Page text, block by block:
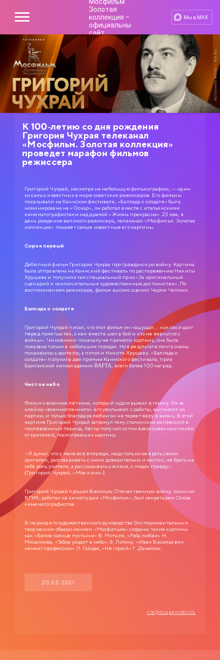
Мы в MAX
К 100-летию со дня рождения
Григория Чухрая телеканал
«Мосфильм. Золотая коллекция»
проведет марафон фильмов
режиссера
Григорий Чухрай, несмотря на небольшую фильмографию, — один
из самых известных в мире советских режиссеров. Его фильмы
показывали на Каннском фестивале, «Баллада о солдате» была
номинирована на «Оскар», он работал вместе с итальянскими
кинематографистами над драмой «Жизнь прекрасна». 23 мая, в
день рождения великого режиссера, телеканал «Мосфильм. Золотая
коллекция» покажет самые известные его картины.
Сорок первый
Дебютный фильм Григория Чухрая про гражданскую войну. Картина
была отправлена на Каннский фестиваль по распоряжению Никиты
Хрущева и получила там специальный приз «За оригинальный
сценарий и исключительные художественные достоинства». По
воспоминаниям режиссера, фильм высоко оценил Чарли Чаплин.
Баллада о солдате
Григорий Чухрай писал, что этот фильм он «ощущал… как свой долг
перед памятью тех, с кем вместе шел в бой и кто не вернулся с
войны». Чиновники поначалу не приняли картину, она была
показана только в небольших городах. Но в результате лента очень
понравилась зрителю, а потом и Никите Хрущеву. «Баллада о
солдате» получила две премии Каннского фестиваля, приз
Британской киноакадемии BAFTA, всего более 100 наград.
Чистое небо
Фильм о военном летчике, который чудом выжил в плену. Из-за
клейма «военнопленного» его увольняют с работы, выгоняют из
партии, и только благодаря любви он не теряет веру в жизнь. В этой
картине Григорий Чухрай затронул тему сталинских репрессий в
послевоенный период. Автор получил сотни взволнованных писем
от зрителей, посмотревших картину.
«Я думал, что у меня все впереди, надо только не врать своим
зрителям, разговаривать с ними доверительно и честно, не брать на
себя роль учителя, а рассказывать о жизни, о людях правду».
(Григорий Чухрай, «Мое кино»).
Григорий Чухрай прошел Великую Отечественную войну, окончил
ВГИК, работал на киностудии «Мосфильм», был секретарем Союза
кинематографистов.
В период его художественного руководства Экспериментальным
творческим объединением «Мосфильма» созданы такие картины
как «Белое солнце пустыни» В. Мотыля, «Раба любви» Н.
Михалкова, «Табор уходит в небо» Э. Лотяну, «Иван Васильевич
меняет профессию» Л. Гайдая, «Не горюй» Г. Данелии.
20.05.2021
СЛЕДУЮЩАЯ НОВОСТЬ
СЛУЖЕБНЫЙ РОМАН
0+ 1977
ЗОЛОТАЯ КОЛЛЕКЦИЯ МОСФИЛЬМА
Анатолий Ефремович Новосельцев, рядовой служащий одного
статистического управления, — человек робкий и застенчивый. Для него
неплохо бы получить вакантное место зав. отделом, но он не знает как
подступиться к этому делу. Старый приятель Самохвалов советует ему
приударить за Людмилой Прокопьевной Калугиной, — сухарем в юбке и
директором заведения…